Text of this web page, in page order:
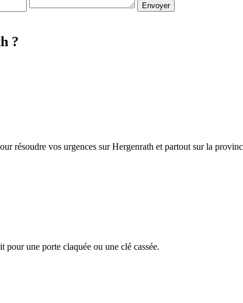
Envoyer
?
résoudre vos urgences sur Hergenrath et partout sur la
pour une porte claquée ou une clé cassée.